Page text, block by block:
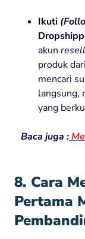
Ikuti
akun
produk
mencari
langsung,
yang
Baca juga :
8. Cara
Pertama